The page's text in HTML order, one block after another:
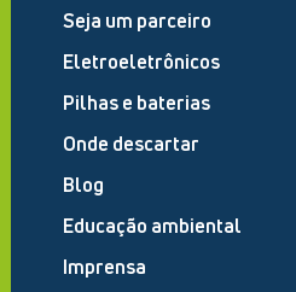
Seja um parceiro
Eletroeletrônicos
Pilhas e baterias
Onde descartar
Blog
Educação ambiental
Imprensa